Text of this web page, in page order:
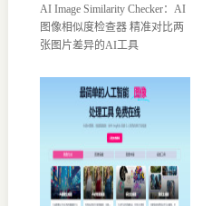
AI Image Similarity Checker：AI
图像相似度检查器 精准对比两
张图片差异的AI工具